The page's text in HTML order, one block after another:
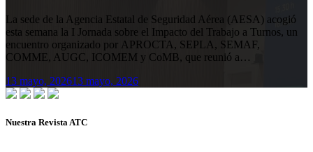
La sede de la Agencia Estatal de Seguridad Aérea (AESA) acogió
esta semana la I Jornada sobre el Impacto del Trabajo a Turnos, un
encuentro organizado por APROCTA, SEPLA, SEMAF,
COMME, AUGC, ICOMEM y CoMB, que reunió a…
13 mayo, 202613 mayo, 2026
Nuestra Revista ATC